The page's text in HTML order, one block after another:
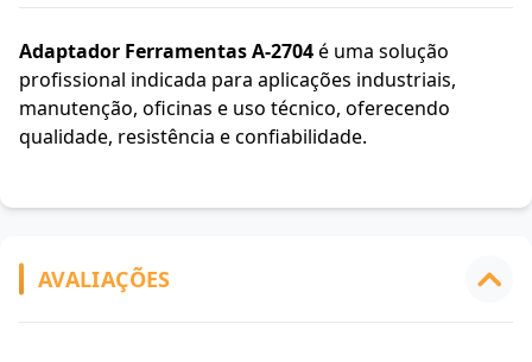
Adaptador Ferramentas A-2704é uma solução
profissional indicada para aplicações industriais,
manutenção, oficinas e uso técnico, oferecendo
qualidade, resistência e confiabilidade.
AVALIAÇÕES